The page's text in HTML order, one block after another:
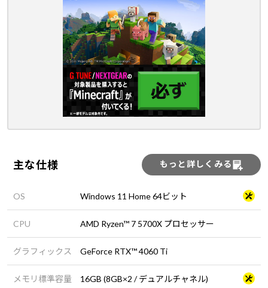
主な仕様 もっと詳しくみる
OS Windows 11 Home 64ビット
CPU AMD Ryzen™ 7 5700X プロセッサー
グラフィックス GeForce RTX™ 4060 Ti
メモリ標準容量 16GB (8GB×2 / デュアルチャネル)